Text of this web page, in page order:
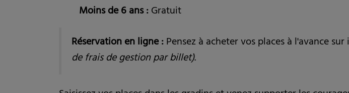
Moins de 6 ans :Gratuit
Réservation en ligne :Pensez à acheter vos places à l'avance
de frais de gestion par billet).